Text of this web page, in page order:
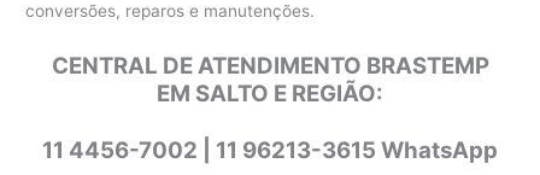
conversões, reparos e manutenções.
CENTRAL DE ATENDIMENTO BRASTEMP
EM SALTO E REGIÃO:
11 4456-7002 | 11 96213-3615 WhatsApp